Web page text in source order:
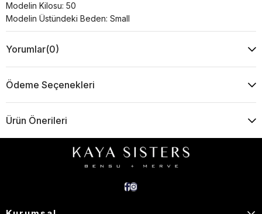
Modelin Kilosu: 50
Modelin Üstündeki Beden: Small
Yorumlar(0)
Ödeme Seçenekleri
Ürün Önerileri